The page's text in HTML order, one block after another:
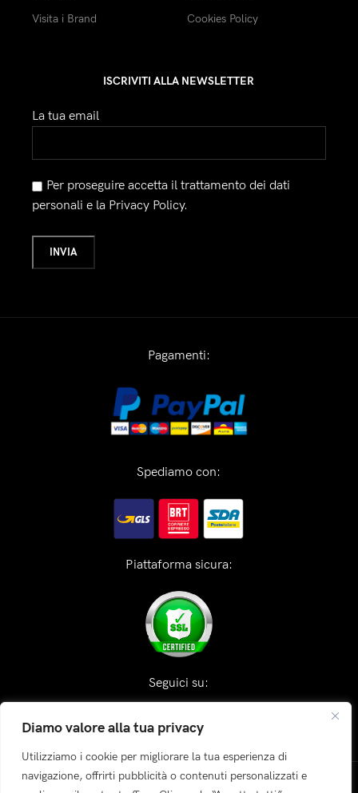
Diamo valore alla tua privacy
Utilizziamo i cookie per migliorare la tua esperienza di
navigazione, offrirti pubblicità o contenuti personalizzati e
Visita i Brand
Cookies Policy
ISCRIVITI ALLA NEWSLETTER
La tua email
Per proseguire accetta il trattamento dei dati
personali e la Privacy Policy.
Pagamenti:
Spediamo con:
Piattaforma sicura:
Seguici su: